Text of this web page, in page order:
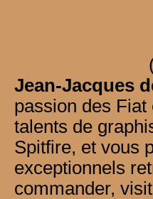
Jean-Jacques
passion des Fiat
talents de
Spitfire, et vous
exceptionnels
commander,